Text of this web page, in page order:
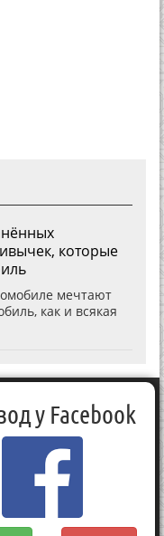
которые
мечтают
как и всякая
у Facebook